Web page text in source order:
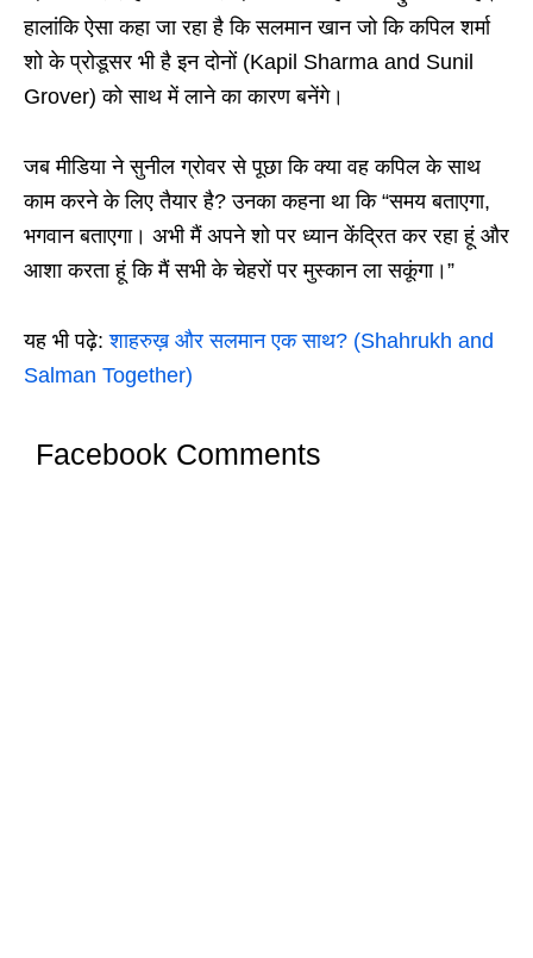
हालांकि ऐसा कहा जा रहा है कि सलमान खान जो कि कपिल शर्मा
शो के प्रोडूसर भी है इन दोनों (Kapil Sharma and Sunil
Grover) को साथ में लाने का कारण बनेंगे।
जब मीडिया ने सुनील ग्रोवर से पूछा कि क्या वह कपिल के साथ
काम करने के लिए तैयार है? उनका कहना था कि “समय बताएगा,
भगवान बताएगा। अभी मैं अपने शो पर ध्यान केंद्रित कर रहा हूं और
आशा करता हूं कि मैं सभी के चेहरों पर मुस्कान ला सकूंगा।”
यह भी पढ़े:शाहरुख़ और सलमान एक साथ? (Shahrukh and
Salman Together)
Facebook Comments